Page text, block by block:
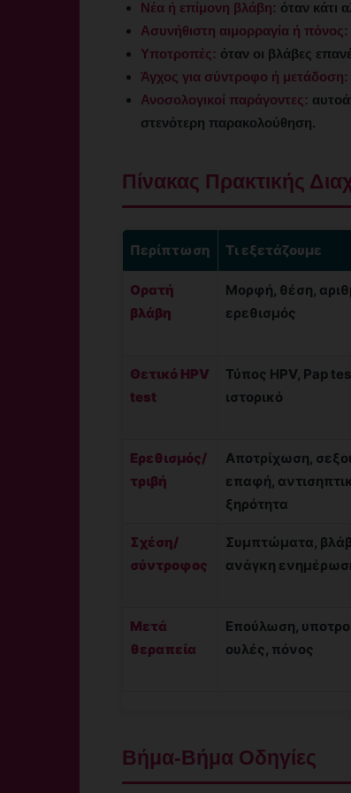
Νέα ή επίμονη βλάβη: όταν κάτι
Ασυνήθιστη αιμορραγία ή πόνος:
Υποτροπές: όταν οι βλάβες
Άγχος για σύντροφο ή μετάδοση:
Ανοσολογικοί παράγοντες:
στενότερη παρακολούθηση.
Πίνακας Πρακτικής
Περίπτωση Τι εξετάζουμε
Ορατή
βλάβη
Μορφή, θέση,
ερεθισμός
Θετικό HPV
test
Τύπος HPV, Pap
ιστορικό
Ερεθισμός/
τριβή
Αποτρίχωση,
επαφή,
ξηρότητα
Σχέση/
σύντροφος
Συμπτώματα,
ανάγκη
Μετά
θεραπεία
Επούλωση,
ουλές, πόνος
Βήμα-Βήμα Οδηγίες